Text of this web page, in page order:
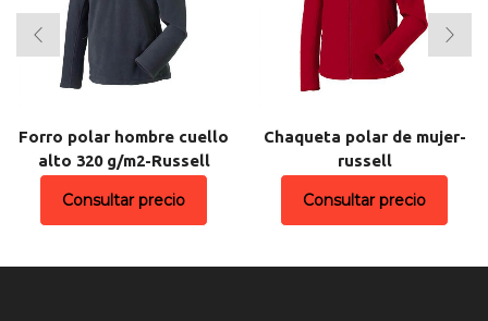
Forro polar hombre cuello
alto 320 g/m2-Russell
Consultar precio
Chaqueta polar de mujer-
russell
Consultar precio